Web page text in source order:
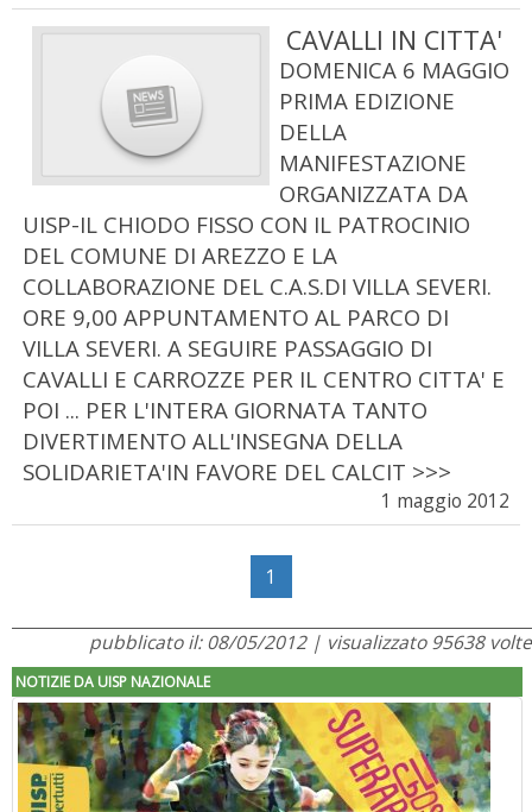
CAVALLI IN CITTA'
DOMENICA 6 MAGGIO
PRIMA EDIZIONE
DELLA
MANIFESTAZIONE
ORGANIZZATA DA
UISP-IL CHIODO FISSO CON IL PATROCINIO
DEL COMUNE DI AREZZO E LA
COLLABORAZIONE DEL C.A.S.DI VILLA SEVERI.
ORE 9,00 APPUNTAMENTO AL PARCO DI
VILLA SEVERI. A SEGUIRE PASSAGGIO DI
CAVALLI E CARROZZE PER IL CENTRO CITTA' E
POI ... PER L'INTERA GIORNATA TANTO
DIVERTIMENTO ALL'INSEGNA DELLA
SOLIDARIETA'IN FAVORE DEL CALCIT >>>
1 maggio 2012
1
pubblicato il: 08/05/2012 | visualizzato 95638 volte
NOTIZIE DA UISP NAZIONALE